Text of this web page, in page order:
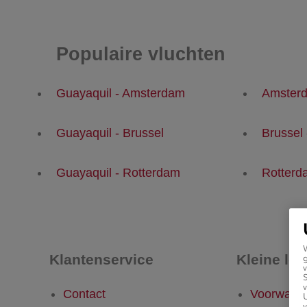
Populaire vluchten
Guayaquil - Amsterdam
Guayaquil - Brussel Brussel
Guayaquil - Rotterdam
Klantenservice
Contact
Kleine